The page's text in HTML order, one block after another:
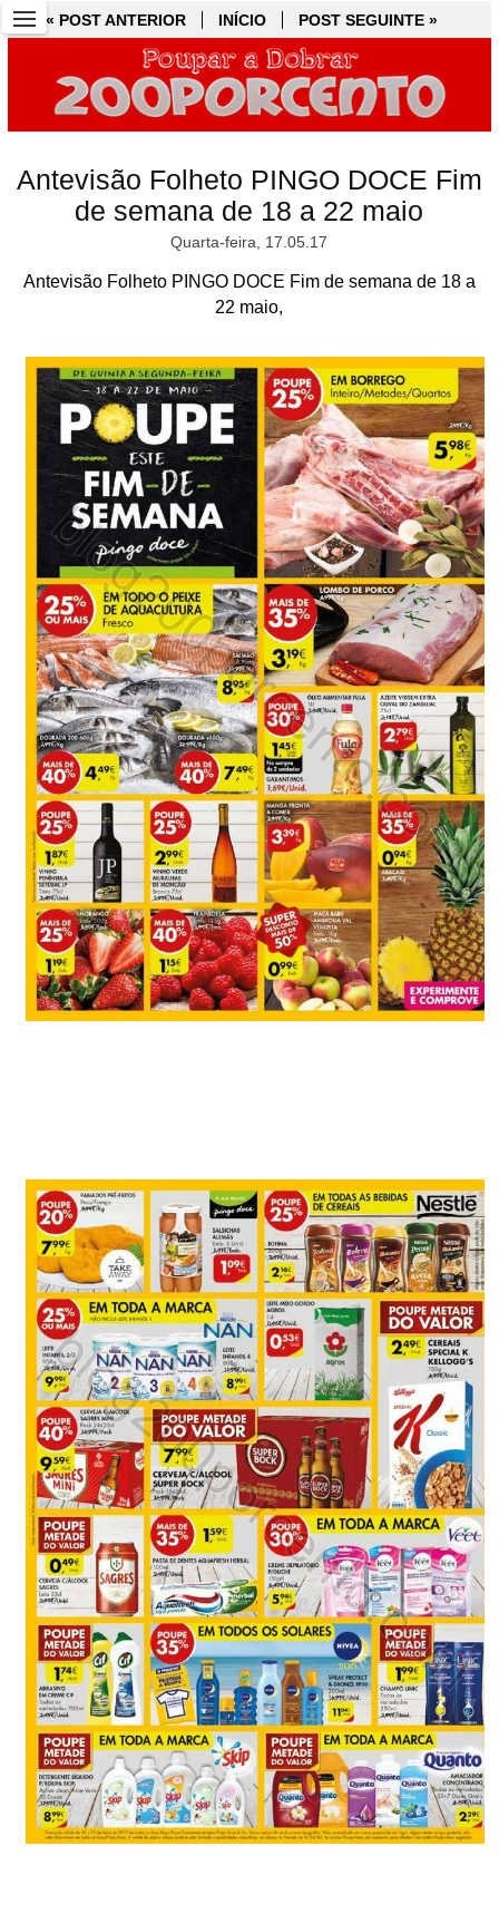
« POST ANTERIOR INÍCIO POST SEGUINTE »
Antevisão Folheto PINGO DOCE Fim
de semana de 18 a 22 maio
Quarta-feira, 17.05.17
Antevisão Folheto PINGO DOCE Fim de semana de 18 a
22 maio,
« POST ANTERIOR INÍCIO POST SEGUINTE »